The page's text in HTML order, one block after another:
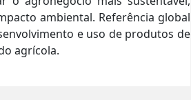
ambiental. Referência global
e uso de produtos de
agrícola.